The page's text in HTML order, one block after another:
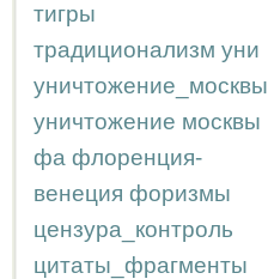
тигры
традиционализм уни
уничтожение_москвы
уничтожение москвы
фа флоренция-
венеция форизмы
цензура_контроль
цитаты_фрагменты